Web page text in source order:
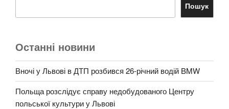
Пошук
Останні новини
Вночі у Львові в ДТП розбився 26-річний водій BMW
Польща розслідує справу недобудованого Центру
польської культури у Львові